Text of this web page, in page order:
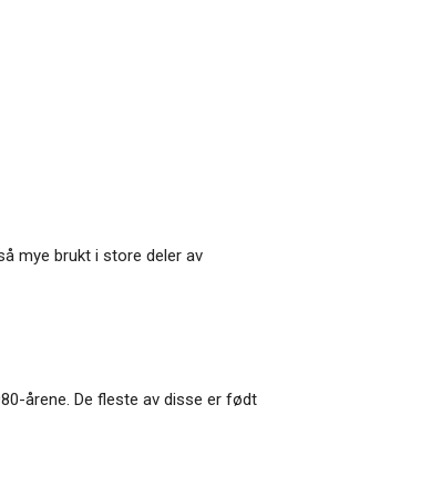
mye brukt i store deler av
årene. De fleste av disse er født